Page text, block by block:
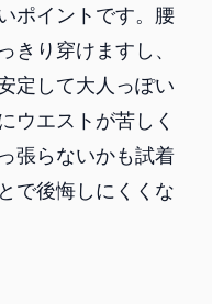
ポイントです。腰
きり穿けますし、
定して大人っぽい
ウエストが苦しく
張らないかも試着
で後悔しにくくな